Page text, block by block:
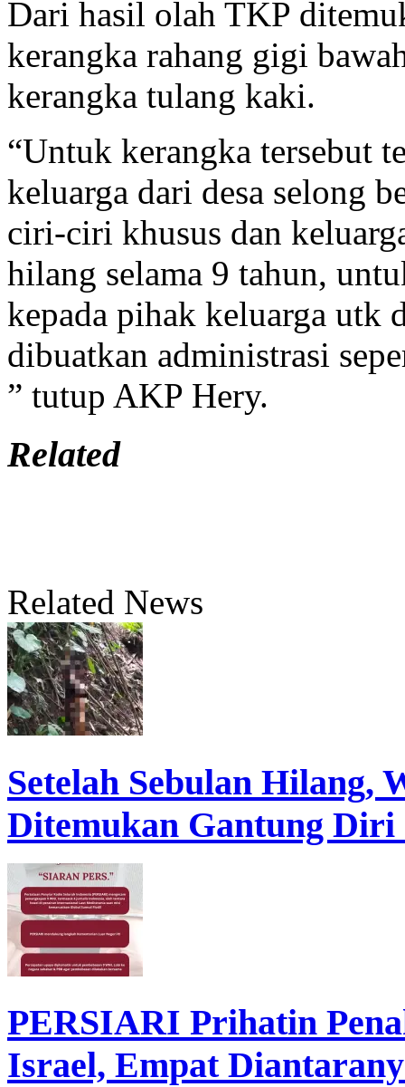
Dari hasil olah TKP
kerangka rahang gigi
kerangka tulang kaki.
“Untuk kerangka tersebut
keluarga dari desa selong
ciri-ciri khusus dan
hilang selama 9 tahun,
kepada pihak keluarga utk
dibuatkan administrasi
” tutup AKP Hery.
Related
Related News
Setelah Sebulan Hilang,
Ditemukan Gantung
PERSIARI Prihatin
Israel, Empat